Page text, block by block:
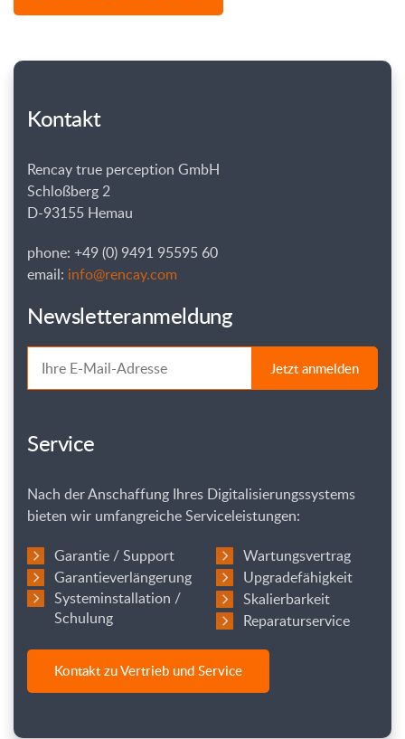
Kontakt
Rencay true perception GmbH
Schloßberg 2
D-93155 Hemau
phone: +49 (0) 9491 95595 60
email: info@rencay.com
Newsletteranmeldung
Jetzt anmelden
Service
Nach der Anschaffung Ihres Digitalisierungssystems
bieten wir umfangreiche Serviceleistungen:
Garantie / Support
Garantieverlängerung
Systeminstallation /
Schulung
Wartungsvertrag
Upgradefähigkeit
Skalierbarkeit
Reparaturservice
Kontakt zu Vertrieb und Service